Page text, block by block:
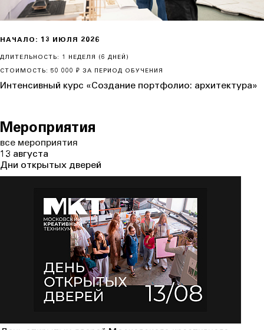
НАЧАЛО: 13 ИЮЛЯ 2026
ДЛИТЕЛЬНОСТЬ: 1 НЕДЕЛЯ (6 ДНЕЙ)
СТОИМОСТЬ: 50 000 ₽ ЗА ПЕРИОД ОБУЧЕНИЯ
Интенсивный курс «Создание портфолио: архитектура»
Мероприятия
все мероприятия
13 августа
Дни открытых дверей